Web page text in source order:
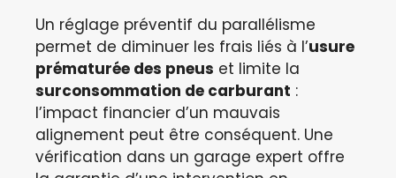
Un réglage préventif du parallélisme
permet de diminuer les frais liés à l’usure
prématurée des pneus et limite la
surconsommation de carburant :
l’impact financier d’un mauvais
alignement peut être conséquent. Une
vérification dans un garage expert offre